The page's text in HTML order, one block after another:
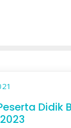
Didik